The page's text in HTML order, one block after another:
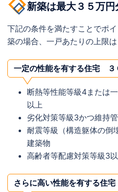
新築は最大３５万円
下記の条件を満たすことでポ
築の場合、一戸あたりの上限
一定の性能を有する住宅 ３
断熱等性能等級4または
以上
劣化対策等級3かつ維持
耐震等級（構造躯体の倒
建築物​​
高齢者等配慮対策等級3
さらに高い性能を有する住